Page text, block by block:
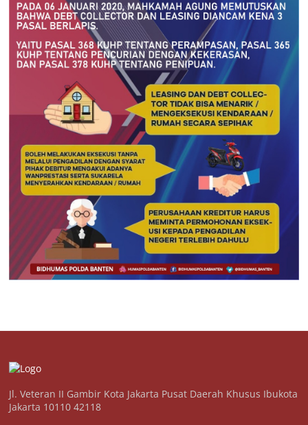
Jl. Veteran II Gambir Kota Jakarta Pusat Daerah Khusus Ibukota
Jakarta 10110 42118